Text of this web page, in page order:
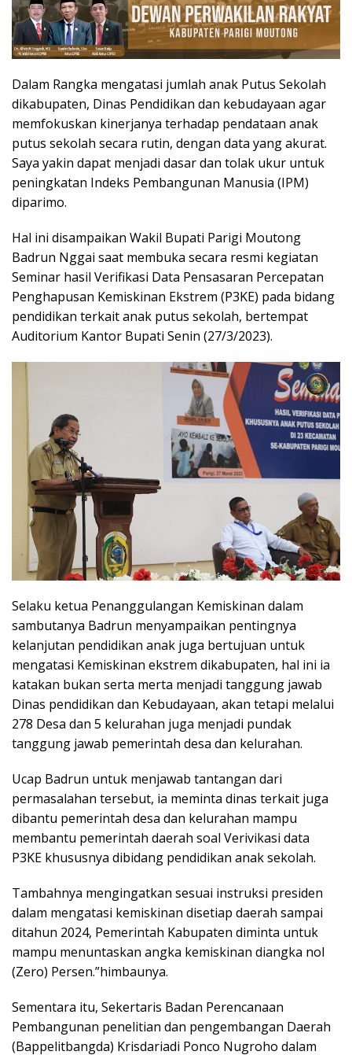
Dalam Rangka mengatasi jumlah anak Putus Sekolah
dikabupaten, Dinas Pendidikan dan kebudayaan agar
memfokuskan kinerjanya terhadap pendataan anak
putus sekolah secara rutin, dengan data yang akurat.
Saya yakin dapat menjadi dasar dan tolak ukur untuk
peningkatan Indeks Pembangunan Manusia (IPM)
diparimo.
Hal ini disampaikan Wakil Bupati Parigi Moutong
Badrun Nggai saat membuka secara resmi kegiatan
Seminar hasil Verifikasi Data Pensasaran Percepatan
Penghapusan Kemiskinan Ekstrem (P3KE) pada bidang
pendidikan terkait anak putus sekolah, bertempat
Auditorium Kantor Bupati Senin (27/3/2023).
Selaku ketua Penanggulangan Kemiskinan dalam
sambutanya Badrun menyampaikan pentingnya
kelanjutan pendidikan anak juga bertujuan untuk
mengatasi Kemiskinan ekstrem dikabupaten, hal ini ia
katakan bukan serta merta menjadi tanggung jawab
Dinas pendidikan dan Kebudayaan, akan tetapi melalui
278 Desa dan 5 kelurahan juga menjadi pundak
tanggung jawab pemerintah desa dan kelurahan.
Ucap Badrun untuk menjawab tantangan dari
permasalahan tersebut, ia meminta dinas terkait juga
dibantu pemerintah desa dan kelurahan mampu
membantu pemerintah daerah soal Verivikasi data
P3KE khususnya dibidang pendidikan anak sekolah.
Tambahnya mengingatkan sesuai instruksi presiden
dalam mengatasi kemiskinan disetiap daerah sampai
ditahun 2024, Pemerintah Kabupaten diminta untuk
mampu menuntaskan angka kemiskinan diangka nol
(Zero) Persen.”himbaunya.
Sementara itu, Sekertaris Badan Perencanaan
Pembangunan penelitian dan pengembangan Daerah
(Bappelitbangda) Krisdariadi Ponco Nugroho dalam